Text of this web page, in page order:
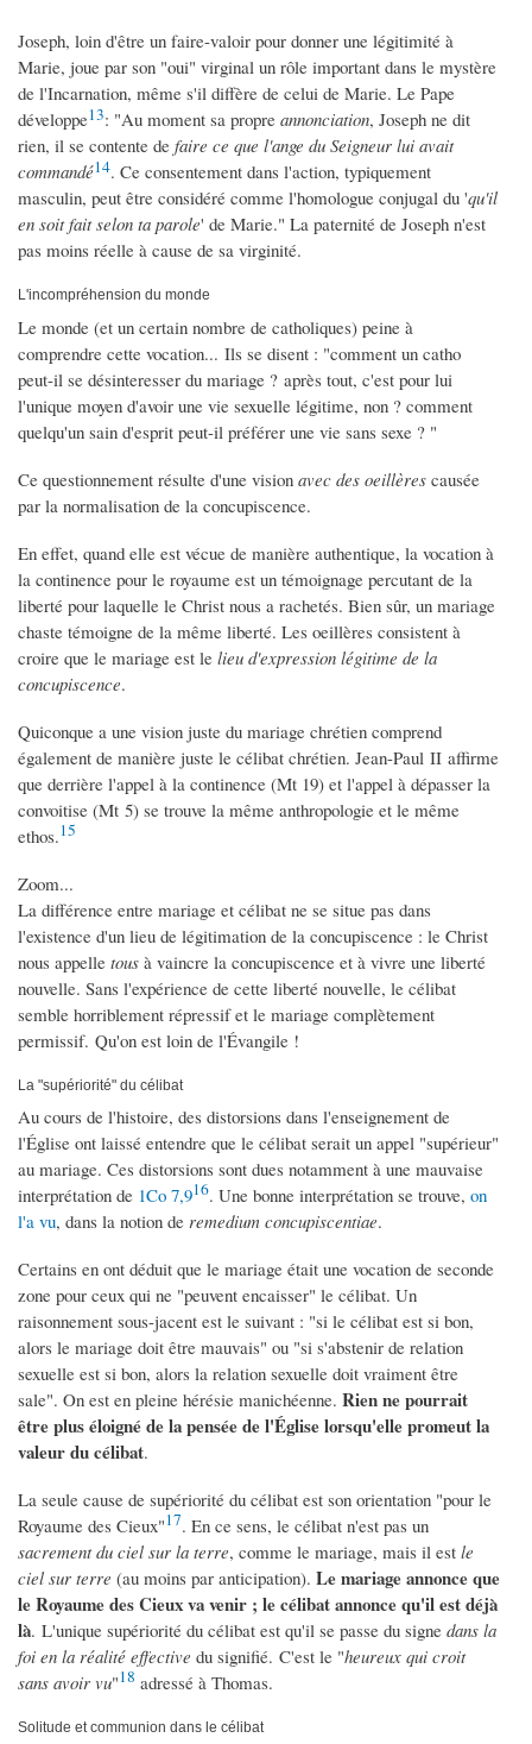
Joseph, loin d'être un faire-valoir pour donner une légitimité à
Marie, joue par son "oui" virginal un rôle important dans le mystère
de l'Incarnation, même s'il diffère de celui de Marie. Le Pape
développe13: "Au moment sa propre annonciation, Joseph ne dit
rien, il se contente de faire ce que l'ange du Seigneur lui avait
commandé14. Ce consentement dans l'action, typiquement
masculin, peut être considéré comme l'homologue conjugal du 'qu'il
en soit fait selon ta parole' de Marie." La paternité de Joseph n'est
pas moins réelle à cause de sa virginité.
L'incompréhension du monde
Le monde (et un certain nombre de catholiques) peine à
comprendre cette vocation... Ils se disent : "comment un catho
peut-il se désinteresser du mariage ? après tout, c'est pour lui
l'unique moyen d'avoir une vie sexuelle légitime, non ? comment
quelqu'un sain d'esprit peut-il préférer une vie sans sexe ? "
Ce questionnement résulte d'une vision avec des oeillères causée
par la normalisation de la concupiscence.
En effet, quand elle est vécue de manière authentique, la vocation à
la continence pour le royaume est un témoignage percutant de la
liberté pour laquelle le Christ nous a rachetés. Bien sûr, un mariage
chaste témoigne de la même liberté. Les oeillères consistent à
croire que le mariage est le lieu d'expression légitime de la
concupiscence.
Quiconque a une vision juste du mariage chrétien comprend
également de manière juste le célibat chrétien. Jean-Paul II affirme
que derrière l'appel à la continence (Mt 19) et l'appel à dépasser la
convoitise (Mt 5) se trouve la même anthropologie et le même
ethos.15
Zoom...
La différence entre mariage et célibat ne se situe pas dans
l'existence d'un lieu de légitimation de la concupiscence : le Christ
nous appelle tous à vaincre la concupiscence et à vivre une liberté
nouvelle. Sans l'expérience de cette liberté nouvelle, le célibat
semble horriblement répressif et le mariage complètement
permissif. Qu'on est loin de l'Évangile !
La "supériorité" du célibat
Au cours de l'histoire, des distorsions dans l'enseignement de
l'Église ont laissé entendre que le célibat serait un appel "supérieur"
au mariage. Ces distorsions sont dues notamment à une mauvaise
interprétation de 1Co 7,916. Une bonne interprétation se trouve, on
l'a vu, dans la notion de remedium concupiscentiae.
Certains en ont déduit que le mariage était une vocation de seconde
zone pour ceux qui ne "peuvent encaisser" le célibat. Un
raisonnement sous-jacent est le suivant : "si le célibat est si bon,
alors le mariage doit être mauvais" ou "si s'abstenir de relation
sexuelle est si bon, alors la relation sexuelle doit vraiment être
sale". On est en pleine hérésie manichéenne. Rien ne pourrait
être plus éloigné de la pensée de l'Église lorsqu'elle promeut la
valeur du célibat.
La seule cause de supériorité du célibat est son orientation "pour le
Royaume des Cieux"17. En ce sens, le célibat n'est pas un
sacrement du ciel sur la terre, comme le mariage, mais il est le
ciel sur terre (au moins par anticipation). Le mariage annonce que
le Royaume des Cieux va venir ; le célibat annonce qu'il est déjà
là. L'unique supériorité du célibat est qu'il se passe du signe dans la
foi en la réalité effective du signifié. C'est le "heureux qui croit
sans avoir vu"18 adressé à Thomas.
Solitude et communion dans le célibat